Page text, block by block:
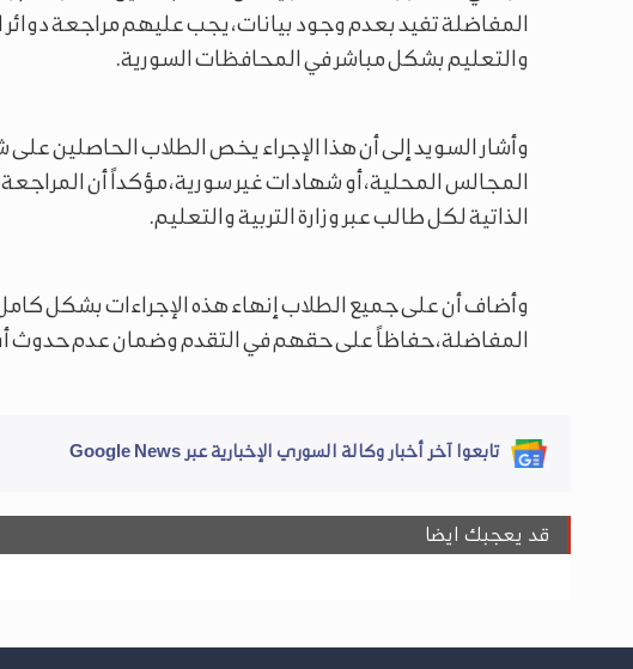
المفاضلة تفيد بعدم وجود بيانات، يجب عليهم مراجعة دوائر
والتعليم بشكل مباشر في المحافظات السورية.
وأشار السويد إلى أن هذا الإجراء يخص الطلاب الحاصلين
المجالس المحلية، أو شهادات غير سورية، مؤكداً أن المراجعة
الذاتية لكل طالب عبر وزارة التربية والتعليم.
وأضاف أن على جميع الطلاب إنهاء هذه الإجراءات بشكل
المفاضلة، حفاظاً على حقهم في التقدم وضمان عدم حدوث
تابعوا آخر أخبار وكالة السوري الإخبارية عبر Google News
قد يعجبك ايضا